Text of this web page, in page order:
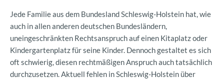
Jede Familie aus dem Bundesland Schleswig-Holstein hat, wie
auch in allen anderen deutschen Bundesländern,
uneingeschränkten Rechtsanspruch auf einen Kitaplatz oder
Kindergartenplatz für seine Kinder. Dennoch gestaltet es sich
oft schwierig, diesen rechtmäßigen Anspruch auch tatsächlich
durchzusetzen. Aktuell fehlen in Schleswig-Holstein über